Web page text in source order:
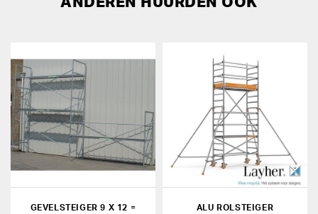
GEVELSTEIGER 9 X 12 =
ALU ROLSTEIGER